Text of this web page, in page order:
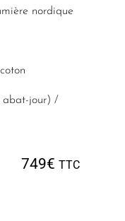
nordique
abat-jour) /
749€ TTC